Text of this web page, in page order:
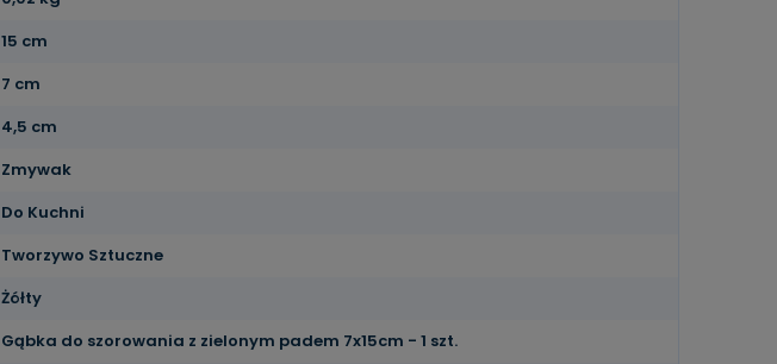
15 cm
7 cm
4,5 cm
Zmywak
Do Kuchni
Tworzywo Sztuczne
Żółty
Gąbka do szorowania z zielonym padem 7x15cm - 1 szt.